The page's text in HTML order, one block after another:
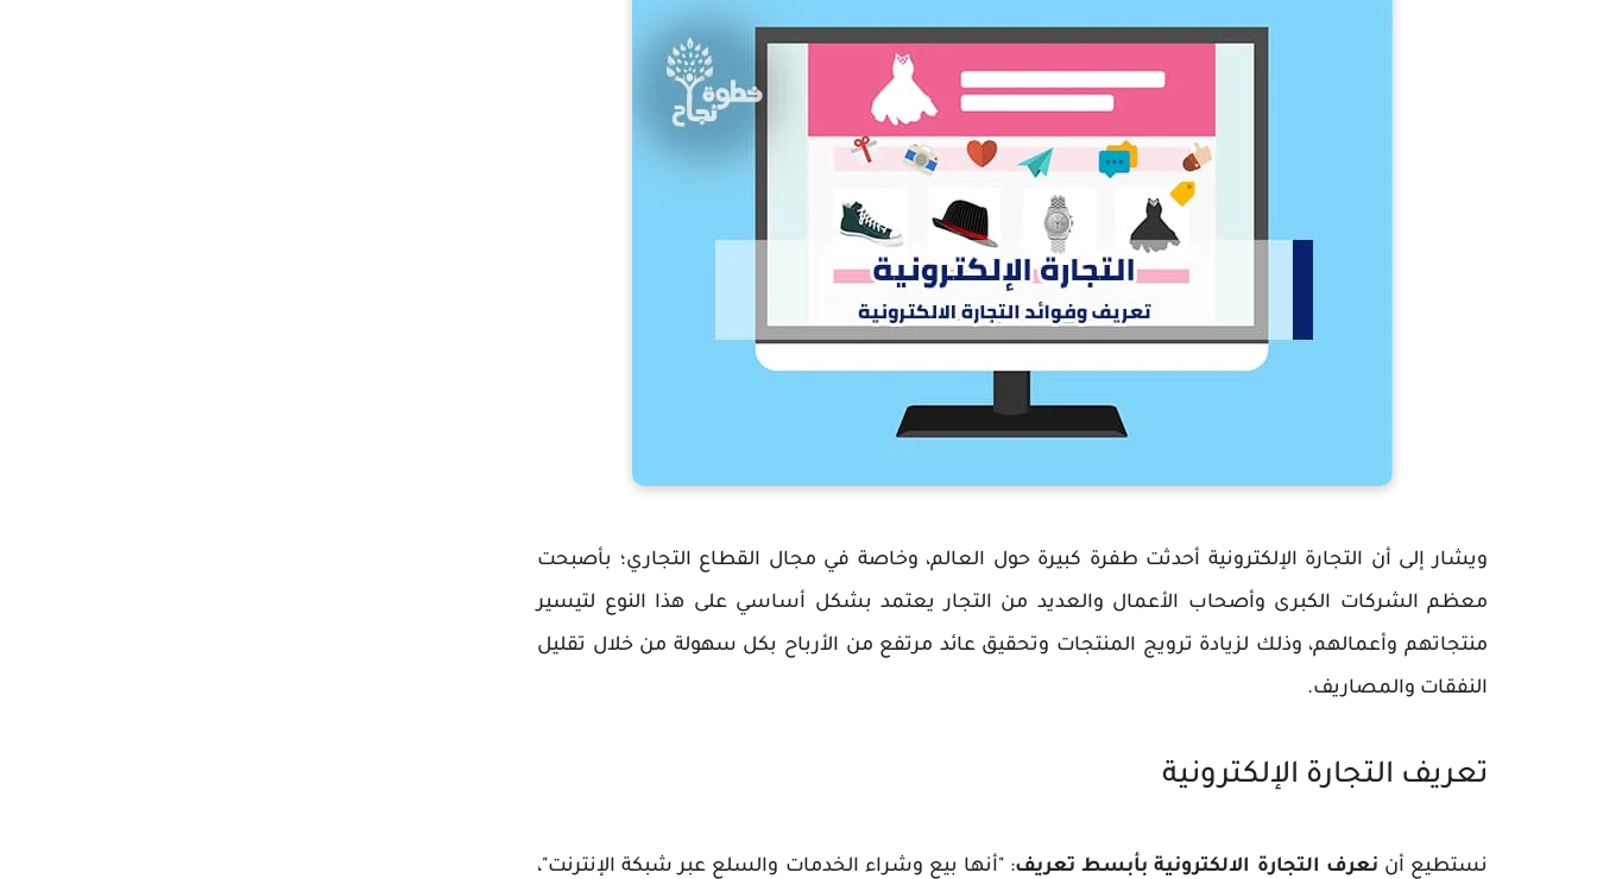
ويشار إلى أن التجارة الإلكترونية أحدثت طفرة كبيرة حول العالم، وخاصة في مجال القطاع التجاري؛ بأصبحت
معظم الشركات الكبرى وأصحاب الأعمال والعديد من التجار يعتمد بشكل أساسي على هذا النوع لتيسير
منتجاتهم وأعمالهم، وذلك لزيادة ترويج المنتجات وتحقيق عائد مرتفع من الأرباح بكل سهولة من خلال تقليل
النفقات والمصاريف.
تعريف التجارة الإلكترونية
نستطيع أن نعرف التجارة الالكترونية بأبسط تعريف: "أنها بيع وشراء الخدمات والسلع عبر شبكة الإنترنت"،